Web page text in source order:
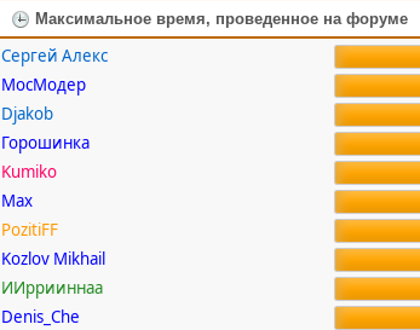
Максимальное время, проведенное на форуме
Сергей Алекс
МосМодер
Djakob
Горошинка
Kumiko
Max
PozitiFF
Kozlov Mikhail
ИИррииннаа
Denis_Che